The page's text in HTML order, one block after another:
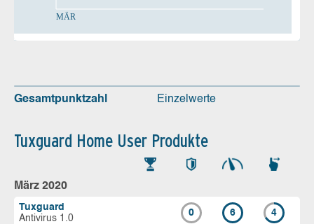
MÄR
Gesamtpunktzahl Einzelwerte
Tuxguard Home User Produkte
März 2020
Tuxguard
Antivirus 1.0
0 6 4